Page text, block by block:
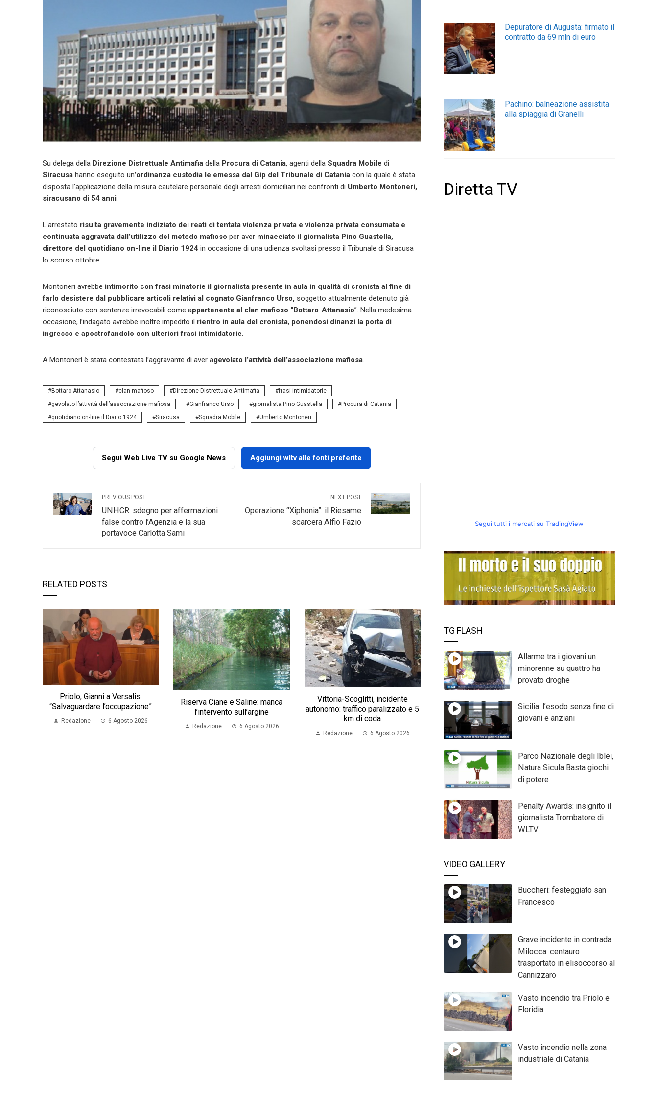
Su delega della Direzione Distrettuale Antimafia della Procura di Catania, agenti della Squadra Mobile di
Siracusa hanno eseguito un’ordinanza custodia le emessa dal Gip del Tribunale di Catania con la quale è stata
disposta l’applicazione della misura cautelare personale degli arresti domiciliari nei confronti di Umberto Montoneri,
siracusano di 54 anni.
L’arrestato risulta gravemente indiziato dei reati di tentata violenza privata e violenza privata consumata e
continuata aggravata dall’utilizzo del metodo mafioso per aver minacciato il giornalista Pino Guastella,
direttore del quotidiano on-line il Diario 1924 in occasione di una udienza svoltasi presso il Tribunale di Siracusa
lo scorso ottobre.
Montoneri avrebbe intimorito con frasi minatorie il giornalista presente in aula in qualità di cronista al fine di
farlo desistere dal pubblicare articoli relativi al cognato Gianfranco Urso, soggetto attualmente detenuto già
riconosciuto con sentenze irrevocabili come appartenente al clan mafioso “Bottaro-Attanasio”. Nella medesima
occasione, l’indagato avrebbe inoltre impedito il rientro in aula del cronista, ponendosi dinanzi la porta di
ingresso e apostrofandolo con ulteriori frasi intimidatorie.
A Montoneri è stata contestata l’aggravante di aver agevolato l’attività dell’associazione mafiosa.
Bottaro-Attanasio clan mafioso Direzione Distrettuale Antimafia
frasi intimidatorie
gevolato l’attività dell’associazione mafiosa
Gianfranco Urso giornalista Pino Guastella
Procura di Catania
quotidiano on-line il Diario 1924
Siracusa Squadra Mobile Umberto Montoneri
Segui Web Live TV su Google News Aggiungi wltv alle fonti preferite
PREVIOUS POST
UNHCR: sdegno per affermazioni
false contro l’Agenzia e la sua
portavoce Carlotta Sami
NEXT POST
Operazione “Xiphonia”: il Riesame
scarcera Alfio Fazio
RELATED POSTS
Priolo, Gianni a Versalis:
“Salvaguardare l’occupazione”
Redazione 6 Agosto 2026
Riserva Ciane e Saline: manca
l’intervento sull’argine
Redazione 6 Agosto 2026
Vittoria-Scoglitti, incidente
autonomo: traffico paralizzato e 5
km di coda
Redazione 6 Agosto 2026
Depuratore di Augusta: firmato il
contratto da 69 mln di euro
Pachino: balneazione assistita
alla spiaggia di Granelli
Diretta TV
Segui tutti i mercati su TradingView
TG FLASH
Allarme tra i giovani un
minorenne su quattro ha
provato droghe
Sicilia: l’esodo senza fine di
giovani e anziani
Parco Nazionale degli Iblei,
Natura Sicula Basta giochi
di potere
Penalty Awards: insignito il
giornalista Trombatore di
WLTV
VIDEO GALLERY
Buccheri: festeggiato san
Francesco
Grave incidente in contrada
Milocca: centauro
trasportato in elisoccorso al
Cannizzaro
Vasto incendio tra Priolo e
Floridia
Vasto incendio nella zona
industriale di Catania